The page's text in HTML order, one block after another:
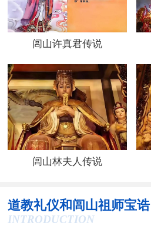
闾山许真君传说
闾山林夫人传说
道教礼仪和闾山祖师宝诰
INTRODUCTION